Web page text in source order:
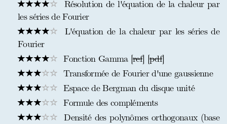
Résolution de l'équation de la chaleur par
les séries de Fourier
L'équation de la chaleur par les séries de
Fourier
Fonction Gamma [ref] [pdf]
Transformée de Fourier d'une gaussienne
Espace de Bergman du disque unité
Formule des compléments
Densité des polynômes orthogonaux (base